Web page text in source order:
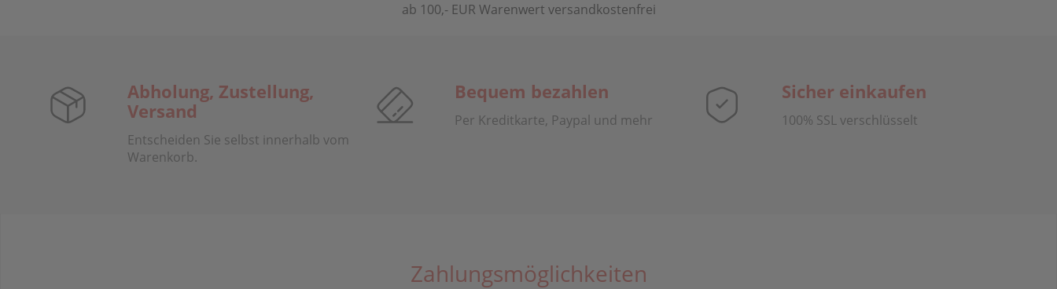
ab 100,- EUR Warenwert versandkostenfrei
Abholung, Zustellung,
Versand
Entscheiden Sie selbst innerhalb vom
Warenkorb.
Bequem bezahlen
Per Kreditkarte, Paypal und mehr
Sicher einkaufen
100% SSL verschlüsselt
Zahlungsmöglichkeiten